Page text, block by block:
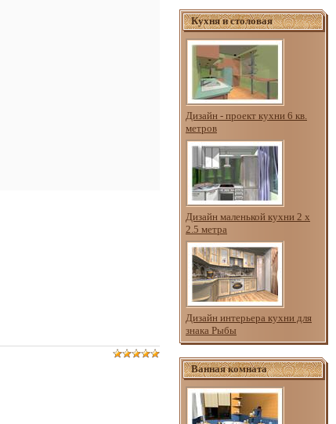
Кухня и столовая
Дизайн - проект кухни 6 кв.
метров
Дизайн маленькой кухни 2 х
2.5 метра
Дизайн интерьера кухни для
знака Рыбы
Ванная комната